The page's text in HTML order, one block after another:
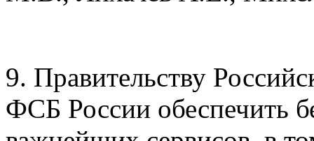
9. Правительству
ФСБ России обеспечить